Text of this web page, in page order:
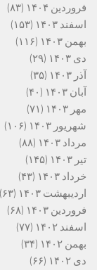
فروردین ۱۴۰۴
(۸۳)
اسفند ۱۴۰۳
(۱۵۳)
بهمن ۱۴۰۳
(۱۱۶)
دی ۱۴۰۳
(۲۹)
آذر ۱۴۰۳
(۳۵)
آبان ۱۴۰۳
(۴۰)
مهر ۱۴۰۳
(۷۱)
شهریور ۱۴۰۳
(۱۰۶)
مرداد ۱۴۰۳
(۸۸)
تیر ۱۴۰۳
(۱۴۵)
خرداد ۱۴۰۳
(۴۳)
اردیبهشت ۱۴۰۳
(۶۳)
فروردین ۱۴۰۳
(۶۸)
اسفند ۱۴۰۲
(۷۷)
بهمن ۱۴۰۲
(۳۴)
دی ۱۴۰۲
(۶۶)